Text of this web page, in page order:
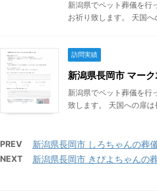
新潟県でペット葬儀を行
お祈り致します。 天国
訪問実績
新潟県長岡市 マ
新潟県でペット葬儀を行
致します。 天国への扉
PREV 新潟県長岡市 しろちゃんの
NEXT 新潟県長岡市 きぴよちゃん